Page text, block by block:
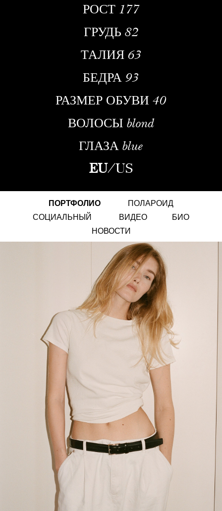
РОСТ 177
ГРУДЬ 82
ТАЛИЯ 63
БЕДРА 93
РАЗМЕР ОБУВИ 40
ВОЛОСЫ blond
ГЛАЗА blue
EU/US
ПОРТФОЛИО
ПОЛАРОИД
СОЦИАЛЬНЫЙ
ВИДЕО
БИО
НОВОСТИ